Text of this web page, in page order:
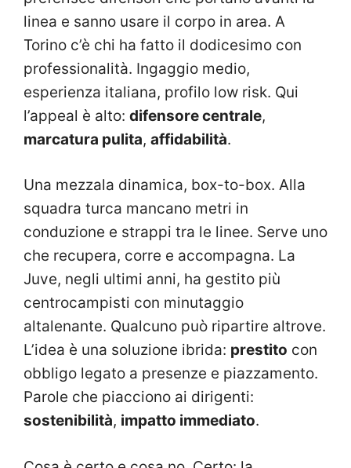
linea e sanno usare il corpo in area. A
Torino c’è chi ha fatto il dodicesimo con
professionalità. Ingaggio medio,
esperienza italiana, profilo low risk. Qui
l’appeal è alto: difensore centrale,
marcatura pulita, affidabilità.
Una mezzala dinamica, box-to-box. Alla
squadra turca mancano metri in
conduzione e strappi tra le linee. Serve uno
che recupera, corre e accompagna. La
Juve, negli ultimi anni, ha gestito più
centrocampisti con minutaggio
altalenante. Qualcuno può ripartire altrove.
L’idea è una soluzione ibrida: prestito con
obbligo legato a presenze e piazzamento.
Parole che piacciono ai dirigenti:
sostenibilità, impatto immediato.